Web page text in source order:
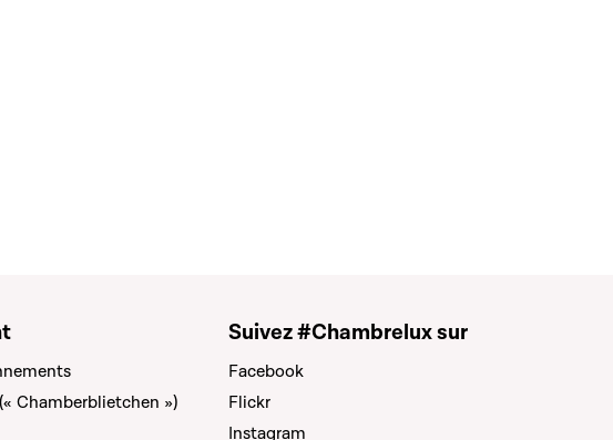
Chamberblietchen »)
Suivez #Chambrelux sur
Facebook
Flickr
Instagram